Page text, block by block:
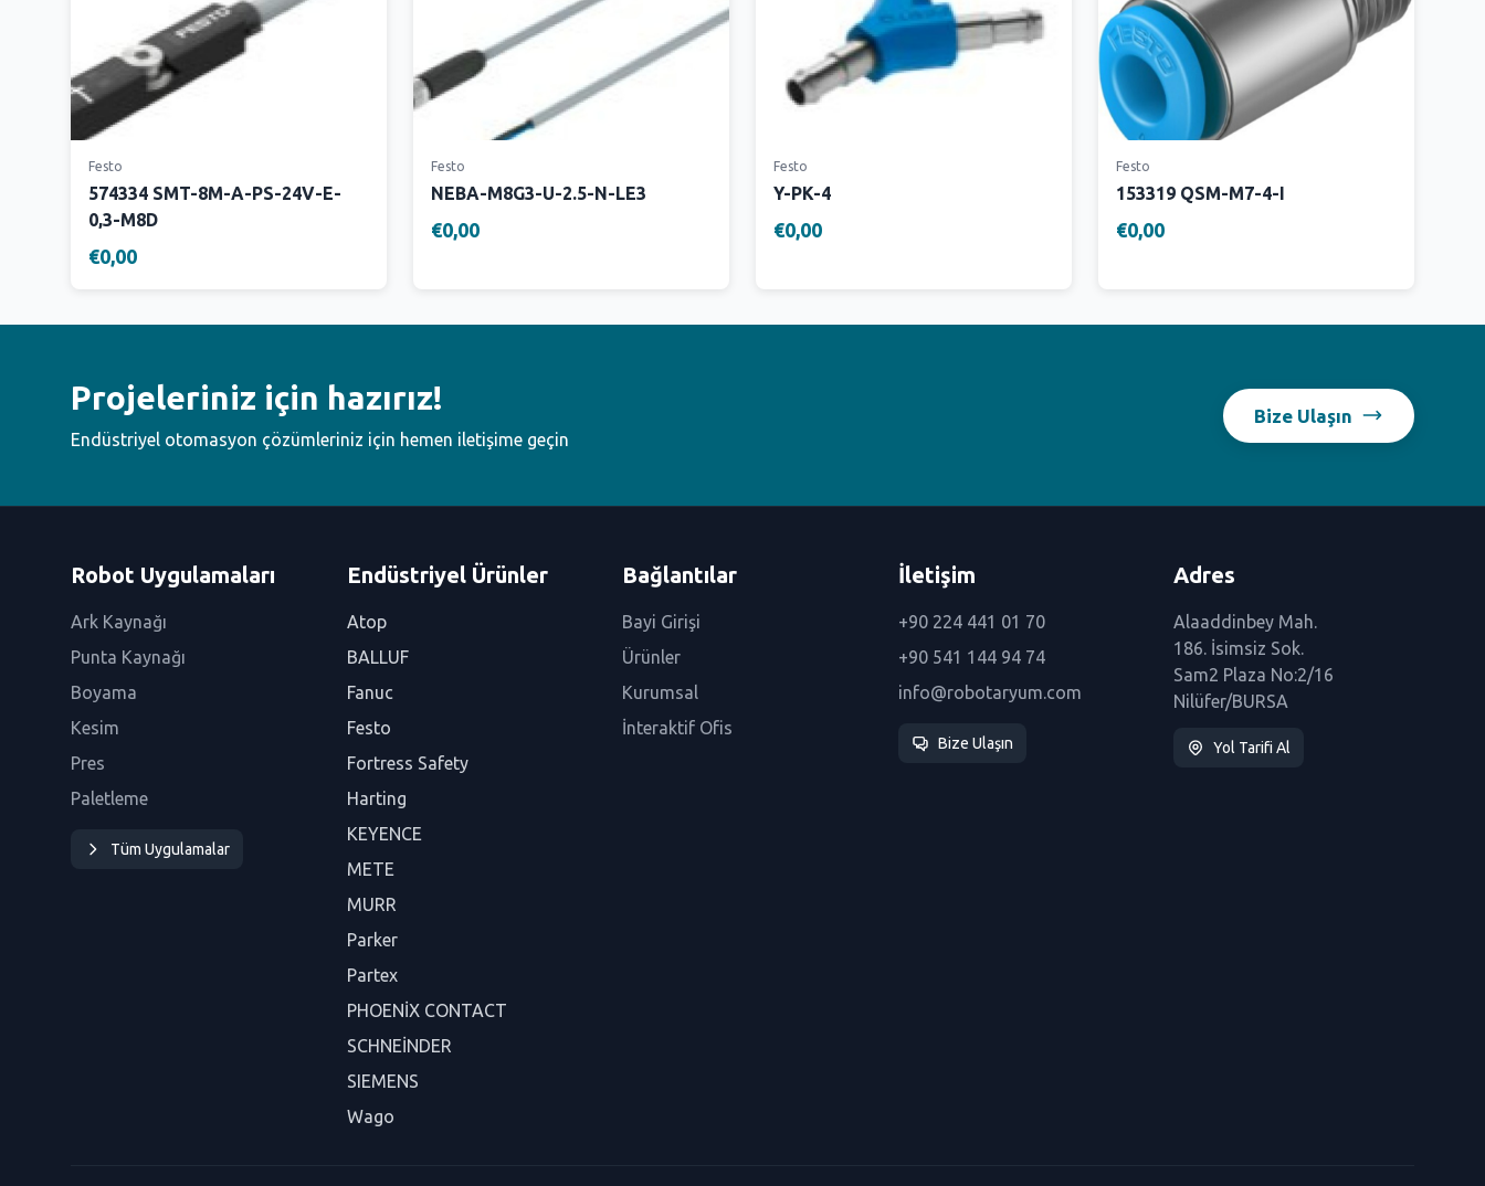
Festo
574334 SMT-8M-A-PS-24V-E-
0,3-M8D
€0,00
Festo
NEBA-M8G3-U-2.5-N-LE3
€0,00
Festo
Y-PK-4
€0,00
Festo
153319 QSM-M7-4-I
€0,00
Projeleriniz için hazırız!
Endüstriyel otomasyon çözümleriniz için hemen iletişime geçin
Bize Ulaşın
Robot Uygulamaları
Ark Kaynağı
Punta Kaynağı
Boyama
Kesim
Pres
Paletleme
Tüm Uygulamalar
Endüstriyel Ürünler
Atop
BALLUF
Fanuc
Festo
Fortress Safety
Harting
KEYENCE
METE
MURR
Parker
Partex
PHOENİX CONTACT
SCHNEİNDER
SIEMENS
Wago
Bağlantılar
Bayi Girişi
Ürünler
Kurumsal
İnteraktif Ofis
İletişim
+90 224 441 01 70
+90 541 144 94 74
info@robotaryum.com
Bize Ulaşın
Adres
Alaaddinbey Mah.
186. İsimsiz Sok.
Sam2 Plaza No:2/16
Nilüfer/BURSA
Yol Tarifi Al